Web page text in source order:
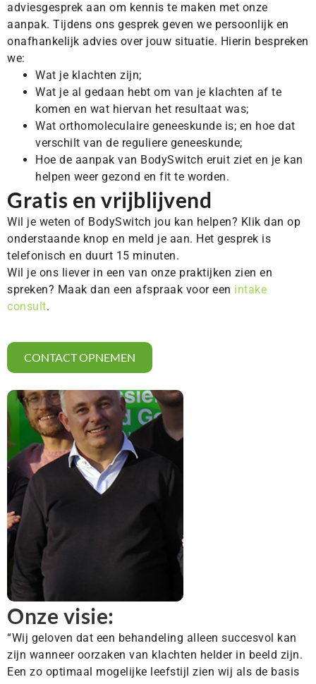
adviesgesprek aan om kennis te maken met onze
aanpak. Tijdens ons gesprek geven we persoonlijk en
onafhankelijk advies over jouw situatie. Hierin bespreken
we:
Wat je klachten zijn;
Wat je al gedaan hebt om van je klachten af te
komen en wat hiervan het resultaat was;
Wat orthomoleculaire geneeskunde is; en hoe dat
verschilt van de reguliere geneeskunde;
Hoe de aanpak van BodySwitch eruit ziet en je kan
helpen weer gezond en fit te worden.
Gratis en vrijblijvend
Wil je weten of BodySwitch jou kan helpen? Klik dan op
onderstaande knop en meld je aan. Het gesprek is
telefonisch en duurt 15 minuten.
Wil je ons liever in een van onze praktijken zien en
spreken? Maak dan een afspraak voor een intake
consult.
CONTACT OPNEMEN
Onze visie:
“Wij geloven dat een behandeling alleen succesvol kan
zijn wanneer oorzaken van klachten helder in beeld zijn.
Een zo optimaal mogelijke leefstijl zien wij als de basis